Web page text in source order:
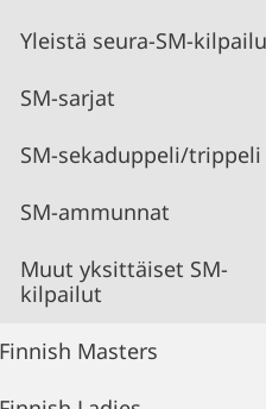
Yleistä seura-SM-
SM-sarjat
SM-sekaduppeli/trippeli
SM-ammunnat
Muut yksittäiset SM-
kilpailut
Finnish Masters